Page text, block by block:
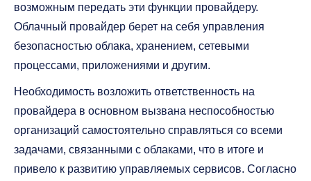
возможным передать эти функции провайдеру.
Облачный провайдер берет на себя управления
безопасностью облака, хранением, сетевыми
процессами, приложениями и другим.
Необходимость возложить ответственность на
провайдера в основном вызвана неспособностью
организаций самостоятельно справляться со всеми
задачами, связанными с облаками, что в итоге и
привело к развитию управляемых сервисов. Согласно